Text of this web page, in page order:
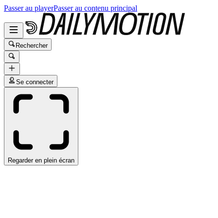
Passer au playerPasser au contenu principal
Rechercher
Se connecter
Regarder en plein écran